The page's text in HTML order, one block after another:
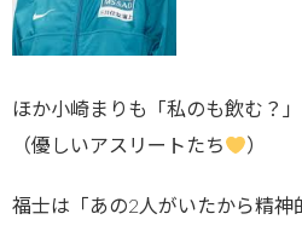
ほか小崎まりも「私のも飲む？
（優しいアスリートたち
）
福士は「あの2人がいたから精神